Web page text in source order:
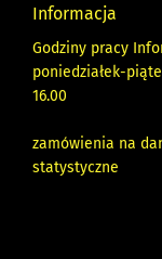
Informacja
Godziny pracy
poniedziałek-
16.00
zamówienia na
statystyczne